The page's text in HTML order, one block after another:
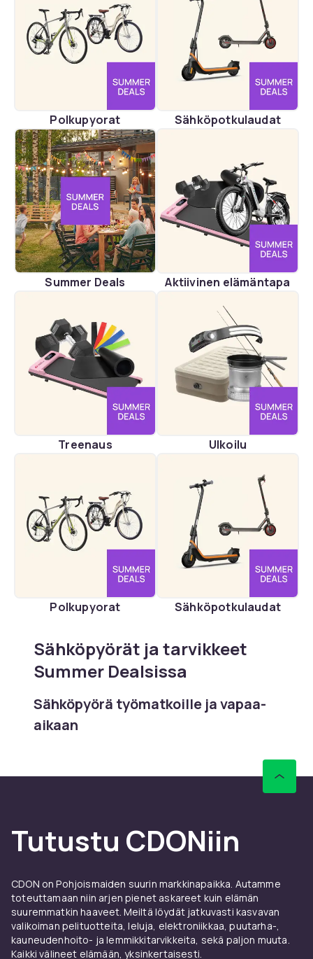
Polkupyorat Sähköpotkulaudat
Summer Deals Aktiivinen elämäntapa
Treenaus Ulkoilu
Polkupyorat Sähköpotkulaudat
Sähköpyörät ja tarvikkeet
Summer Dealsissa
Sähköpyörä työmatkoille ja vapaa-
aikaan
ja moottorin sijainti näkyvät tuotekuvauksesta
selkeästi.
Moottori ja akku
Moottorin teho ja akun kapasiteetti
ratkaisevat toimintamatkan ja suorituskyvyn.
Valikoima sisältää Bosch-, Shimano Steps- ja
Bafang-moottoreilla varustetut mallit. 400 ja
Tutustu CDONiin
CDON on Pohjoismaiden suurin markkinapaikka. Autamme
toteuttamaan niin arjen pienet askareet kuin elämän
suuremmatkin haaveet. Meiltä löydät jatkuvasti kasvavan
valikoiman pelituotteita, leluja, elektroniikkaa, puutarha-,
kauneudenhoito- ja lemmikkitarvikkeita, sekä paljon muuta.
Kaikki välineet elämään, yksinkertaisesti.